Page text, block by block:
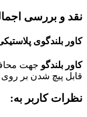
نقد و بررسی
کاور بلندگوی
کاور بلندگو جهت
قابل پیچ شدن بر
نظرات کاربر به: